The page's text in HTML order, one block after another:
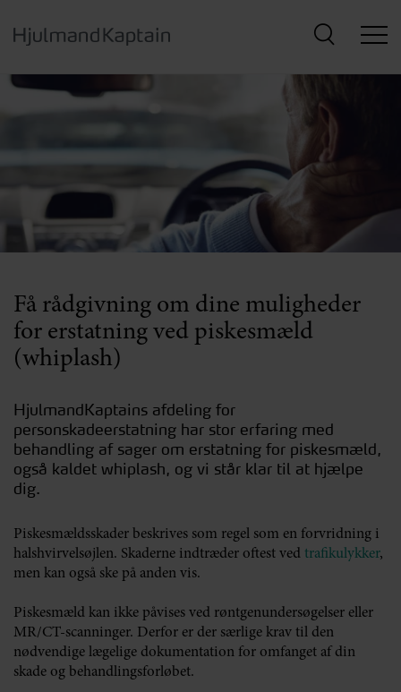
hovedindhold
Få rådgivning om dine muligheder
for erstatning ved piskesmæld
(whiplash)
HjulmandKaptains afdeling for
personskadeerstatning har stor erfaring med
behandling af sager om erstatning for piskesmæld,
også kaldet whiplash, og vi står klar til at hjælpe
dig.
Piskesmældsskader beskrives som regel som en forvridning i
halshvirvelsøjlen. Skaderne indtræder oftest ved trafikulykker,
men kan også ske på anden vis.
Piskesmæld kan ikke påvises ved røntgenundersøgelser eller
MR/CT-scanninger. Derfor er der særlige krav til den
nødvendige lægelige dokumentation for omfanget af din
skade og behandlingsforløbet.